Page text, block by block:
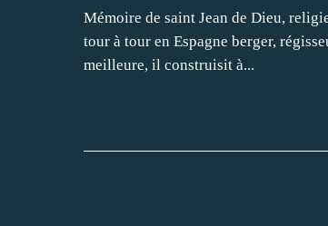
Mémoire de saint Jean de Dieu,
tour à tour en Espagne berger,
meilleure, il construisit à...